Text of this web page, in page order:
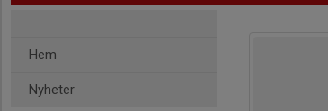
Hem
Nyheter